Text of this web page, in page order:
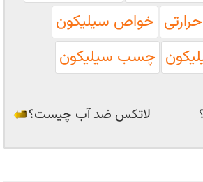
خواص سیلیکون
چسب سیلیکون
لاتکس ضد آب چیست؟